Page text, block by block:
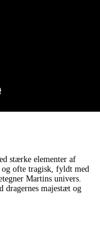
stærke elementer af
ofte tragisk, fyldt med
Martins univers.
dragernes majestæt og